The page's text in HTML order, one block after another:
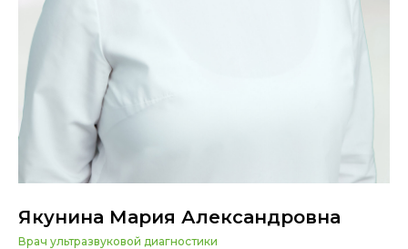
Якунина Мария Александровна
Врач ультразвуковой диагностики